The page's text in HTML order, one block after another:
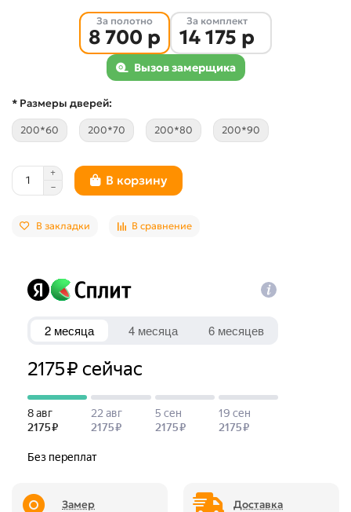
За полотно
8 700 р
За комплект
14 175 р
Вызов замерщика
* Размеры дверей:
200*60 200*70 200*80 200*90
В корзину
В закладки В сравнение
Замер Доставка